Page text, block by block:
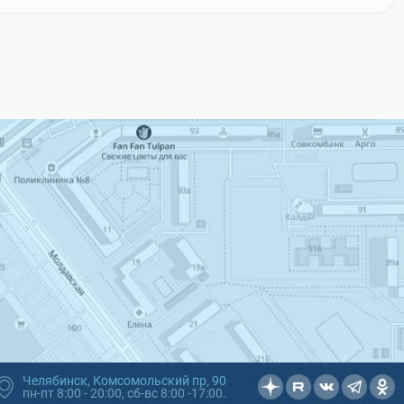
Челябинск, Комсомольский пр, 90
пн-пт 8:00 - 20:00, сб-вс 8:00 -17:00.